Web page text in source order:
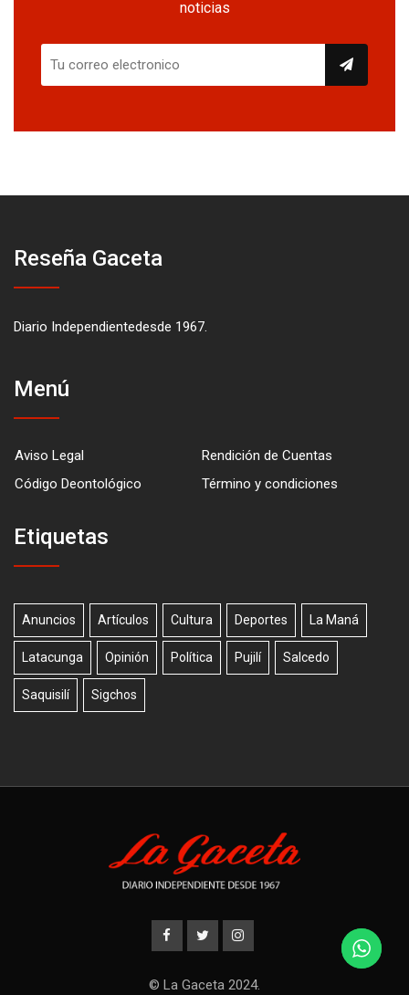
noticias
Reseña Gaceta
Diario Independientedesde 1967.
Menú
Aviso Legal
Rendición de Cuentas
Código Deontológico
Término y condiciones
Etiquetas
Anuncios Artículos Cultura Deportes La Maná
Latacunga Opinión Política Pujilí Salcedo
Saquisilí Sigchos
© La Gaceta 2024.